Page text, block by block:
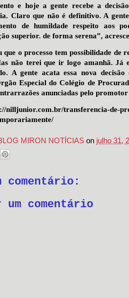
e hoje a gente recebe a
Claro que não é definitivo. A
de humildade respeito aos
superior. de forma serena”,
que o processo tem possibilidade de
não terei que ir logo amanhã. Já
A gente acata essa nova
Especial do Colégio de
anunciadas pelo
nilljunior.com.br/transferencia-de-
MIRON NOTÍCIAS on julho 31,
comentário:
um comentário